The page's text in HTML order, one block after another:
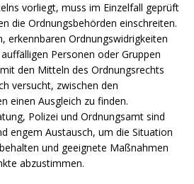
vorliegt, muss im Einzelfall geprüft
die Ordnungsbehörden einschreiten.
erkennbaren Ordnungswidrigkeiten
Personen oder Gruppen
den Mitteln des Ordnungsrechts
versucht, zwischen den
einen Ausgleich zu finden.
Polizei und Ordnungsamt sind
engem Austausch, um die Situation
und geeignete Maßnahmen
abzustimmen.